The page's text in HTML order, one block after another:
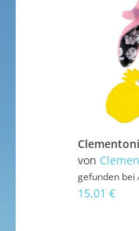
von
gefunden bei
15,01 €